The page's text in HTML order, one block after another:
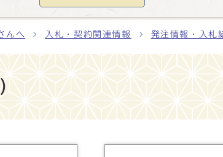
んへ 入札・契約関連情報 発注情報・入札